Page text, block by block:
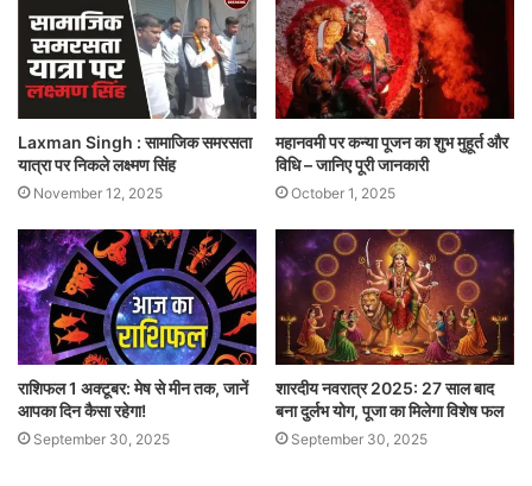
Laxman Singh : सामाजिक समरसता
यात्रा पर निकले लक्ष्मण सिंह
November 12, 2025
महानवमी पर कन्या पूजन का शुभ मुहूर्त और
विधि – जानिए पूरी जानकारी
October 1, 2025
राशिफल 1 अक्टूबर: मेष से मीन तक, जानें
आपका दिन कैसा रहेगा!
September 30, 2025
शारदीय नवरात्र 2025: 27 साल बाद
बना दुर्लभ योग, पूजा का मिलेगा विशेष फल
September 30, 2025